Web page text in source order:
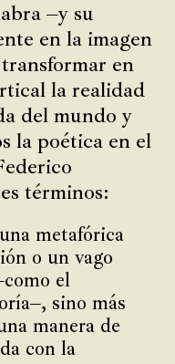
–y su
en la imagen
en
la realidad
del mundo y
la poética en el
términos:
metafórica
o un vago
el
sino más
manera de
con la